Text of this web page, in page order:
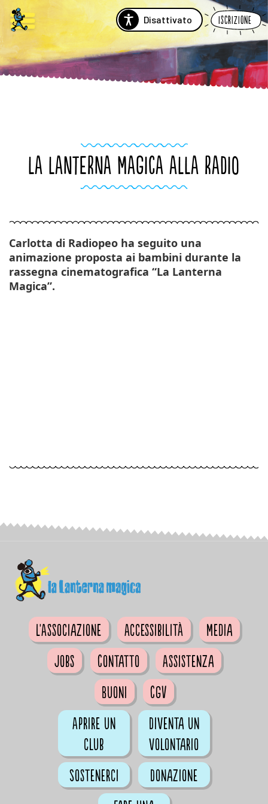
Disattivato Iscrizione
LA LANTERNA MAGICA ALLA RADIO
Carlotta di Radiopeo ha seguito una
animazione proposta ai bambini durante la
rassegna cinematografica “La Lanterna
Magica”.
L'Associazione Accessibilità
Media
Jobs
Contatto
Assistenza
Buoni
CGV
Aprire un
club
Diventa un
volontario
Sostenerci
Donazione